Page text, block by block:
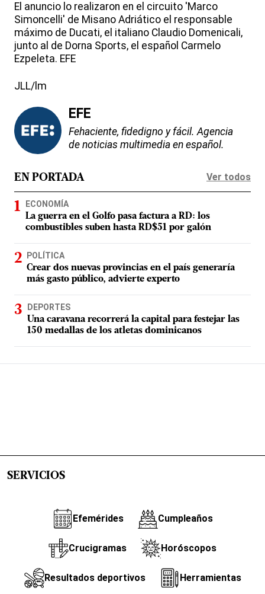
El anuncio lo realizaron en el circuito 'Marco
Simoncelli' de Misano Adriático el responsable
máximo de Ducati, el italiano Claudio Domenicali,
junto al de Dorna Sports, el español Carmelo
Ezpeleta. EFE
JLL/lm
EFE
Fehaciente, fidedigno y fácil. Agencia
de noticias multimedia en español.
EN PORTADA Ver todos
ECONOMÍA
La guerra en el Golfo pasa factura a RD: los
combustibles suben hasta RD$51 por galón
POLÍTICA
Crear dos nuevas provincias en el país generaría
más gasto público, advierte experto
DEPORTES
Una caravana recorrerá la capital para festejar las
150 medallas de los atletas dominicanos
SERVICIOS
Efemérides Cumpleaños
Crucigramas Horóscopos
Resultados deportivos Herramientas